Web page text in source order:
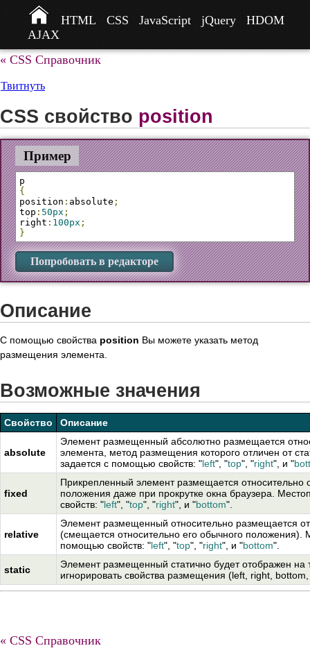
HTML CSS JavaScript jQuery
HDOM
AJAX
« CSS Справочник
Твитнуть
CSS свойство position
Пример
{
position : absolute ;
top : 50px ;
right : 100px ;
}
Попробовать в редакторе
Описание
С помощью свойства position Вы можете указать метод
размещения элемента.
Возможные значения
Свойство Описание
absolute
Элемент размещенный абсолютно размещается
элемента, метод размещения которого отличен от
задается с помощью свойств: "left", "top", "right", и "
fixed
Прикрепленный элемент размещается относительно
положения даже при прокрутке окна браузера.
свойств: "left", "top", "right", и "bottom".
relative
Элемент размещенный относительно размещается
(смещается относительно его обычного положения).
помощью свойств: "left", "top", "right", и "bottom".
static
Элемент размещенный статично будет отображен
игнорировать свойства размещения (left, right,
« CSS Справочник